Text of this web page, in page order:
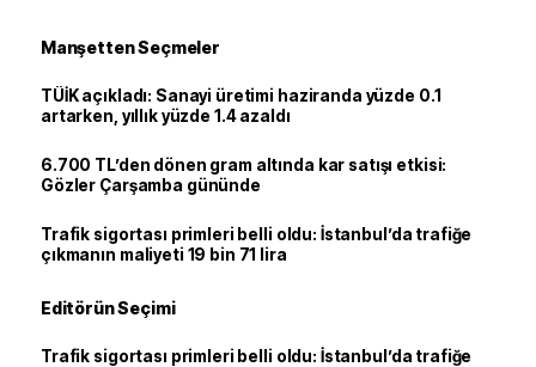
Manşetten Seçmeler
TÜİK açıkladı: Sanayi üretimi haziranda yüzde 0.1
artarken, yıllık yüzde 1.4 azaldı
6.700 TL’den dönen gram altında kar satışı etkisi:
Gözler Çarşamba gününde
Trafik sigortası primleri belli oldu: İstanbul’da trafiğe
çıkmanın maliyeti 19 bin 71 lira
Editörün Seçimi
Trafik sigortası primleri belli oldu: İstanbul’da trafiğe